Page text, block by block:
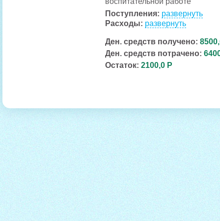
Поступления: развернуть
Расходы: развернуть
Ден. средств получено:
Ден. средств потрачено:
Остаток: 2100,0 Р